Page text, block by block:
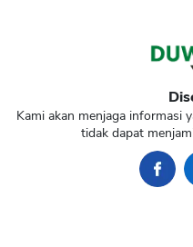
Kami akan menjaga informasi
tidak dapat